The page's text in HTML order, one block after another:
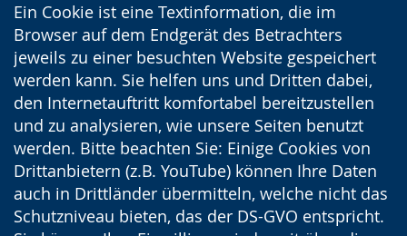
Ein Cookie ist eine Textinformation, die im
Browser auf dem Endgerät des Betrachters
jeweils zu einer besuchten Website gespeichert
werden kann. Sie helfen uns und Dritten dabei,
den Internetauftritt komfortabel bereitzustellen
und zu analysieren, wie unsere Seiten benutzt
werden. Bitte beachten Sie: Einige Cookies von
Drittanbietern (z.B. YouTube) können Ihre Daten
auch in Drittländer übermitteln, welche nicht das
Schutzniveau bieten, das der DS-GVO entspricht.